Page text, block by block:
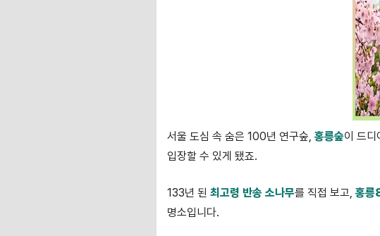
서울 도심 속 숨은 100년 연구숲, 홍릉숲이 드디
입장할 수 있게 됐죠.
133년 된 최고령 반송 소나무를 직접 보고, 홍릉
명소입니다.